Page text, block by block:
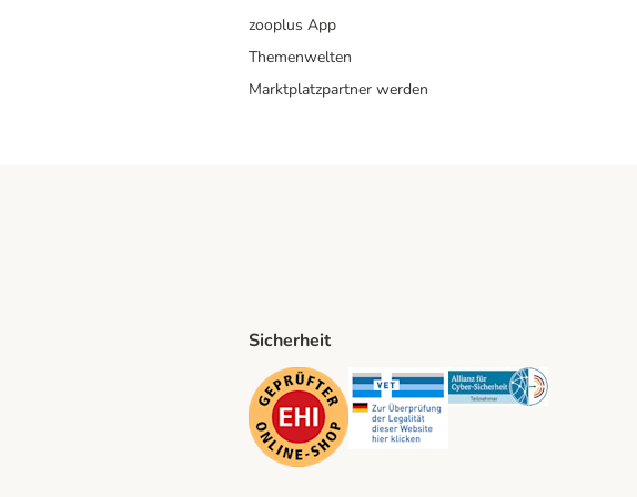
zooplus App
Themenwelten
Marktplatzpartner werden
Method
Sicherheit
Security Security Security